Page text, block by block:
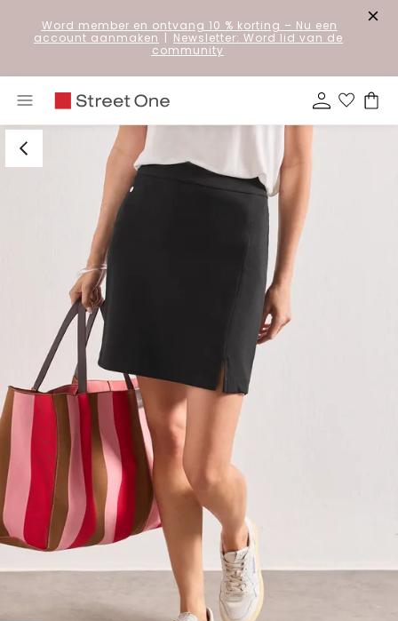
Word member en ontvang 10 % korting – Nu een
account aanmaken | Newsletter: Word lid van de
community